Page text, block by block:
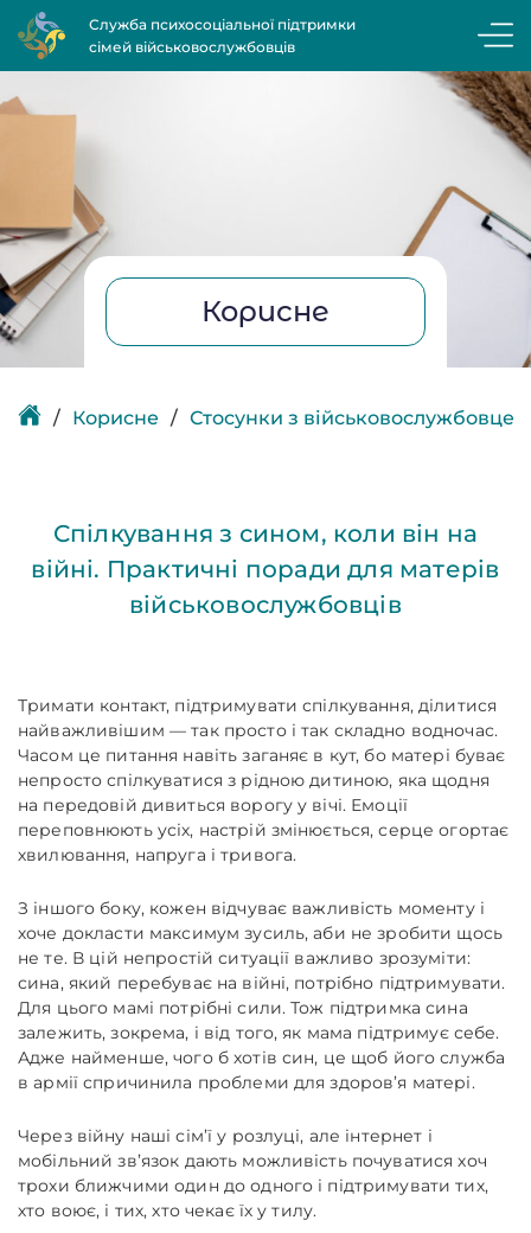
Служба психосоціальної підтримки
сімей військовослужбовців
Корисне
Корисне Стосунки з військовослужбовцем
Спілкування з сином, коли він на
війні. Практичні поради для матерів
військовослужбовців
Тримати контакт, підтримувати спілкування, ділитися
найважливішим — так просто і так складно водночас.
Часом це питання навіть заганяє в кут, бо матері буває
непросто спілкуватися з рідною дитиною, яка щодня
на передовій дивиться ворогу у вічі. Емоції
переповнюють усіх, настрій змінюється, серце огортає
хвилювання, напруга і тривога.
З іншого боку, кожен відчуває важливість моменту і
хоче докласти максимум зусиль, аби не зробити щось
не те. В цій непростій ситуації важливо зрозуміти:
сина, який перебуває на війні, потрібно підтримувати.
Для цього мамі потрібні сили. Тож підтримка сина
залежить, зокрема, і від того, як мама підтримує себе.
Адже найменше, чого б хотів син, це щоб його служба
в армії спричинила проблеми для здоров’я матері.
Через війну наші сім’ї у розлуці, але інтернет і
мобільний зв’язок дають можливість почуватися хоч
трохи ближчими один до одного і підтримувати тих,
хто воює, і тих, хто чекає їх у тилу.